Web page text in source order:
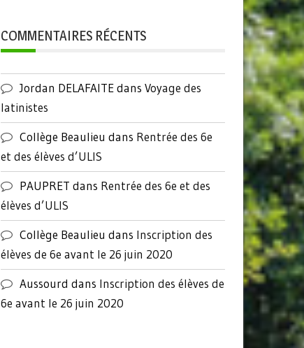
COMMENTAIRES RÉCENTS
Jordan DELAFAITEdans Voyage des
latinistes
Collège Beaulieu dans Rentrée des 6e
et des élèves d’ULIS
PAUPRET dans Rentrée des 6e et des
élèves d’ULIS
Collège Beaulieu dans Inscription des
élèves de 6e avant le 26 juin 2020
Aussourd dans Inscription des élèves de
6e avant le 26 juin 2020